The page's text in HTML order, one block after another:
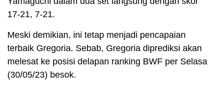
17-21, 7-21.
Meski demikian, ini tetap menjadi pencapaian
terbaik Gregoria. Sebab, Gregoria diprediksi akan
melesat ke posisi delapan ranking BWF per Selasa
(30/05/23) besok.